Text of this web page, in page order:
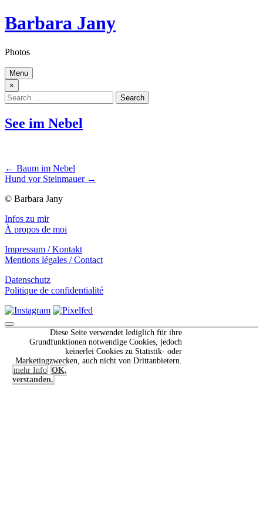
Skip
to
Barbara Jany
Photos
Menu
×
Search
for:
See im Nebel
Beitragsnavigation
← Baum im Nebel
Hund vor Steinmauer →
© Barbara Jany
Infos zu mir
À propos de moi
Impressum / Kontakt
Mentions légales / Contact
Datenschutz
Politique de confidentialité
Scroll
Diese Seite verwendet lediglich für ihre
Grundfunktionen notwendige Cookies, jedoch
keinerlei Cookies zu Statistik- oder
Marketingzwecken, auch nicht von Drittanbietern.
mehr Info OK,
verstanden.